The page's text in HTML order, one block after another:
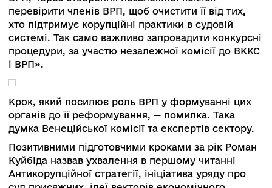
скасувавши низку статей Кримінального
(щодо відповідальності за незаконне
ухвалення завідомо неправосудних
неправдивість декларацій тощо).
«За цей рік завдано удар тим антикорупційним
великий крок назад, — сказав спікер. — Що
робити? Паралельно вирішувати питання і
ВРП, через створення незалежної комісії
перевірити членів ВРП, щоб очистити її від
хто підтримує корупційні практики в судовій
системі. Так само важливо запровадити